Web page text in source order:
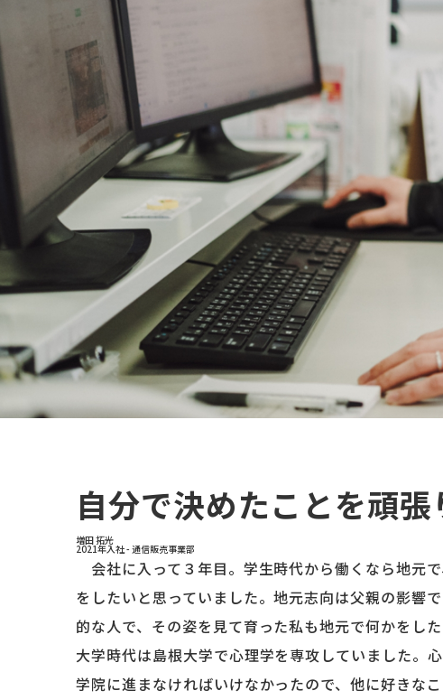
自分で決めたことを頑張
増田 拓光
2021年入社 - 通信販売事業部
会社に入って３年目。学生時代から働くなら地元
をしたいと思っていました。地元志向は父親の影響
的な人で、その姿を見て育った私も地元で何かをし
大学時代は島根大学で心理学を専攻していました。
学院に進まなければいけなかったので、他に好きな